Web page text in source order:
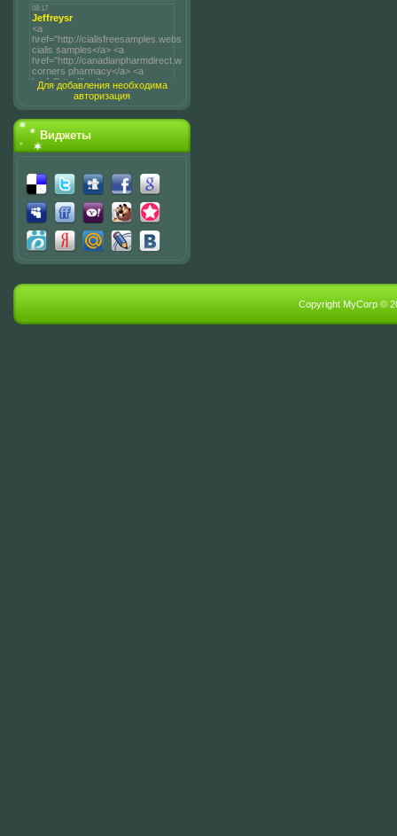
Для добавления необходима
авторизация
Виджеты
Copyright MyCorp ©